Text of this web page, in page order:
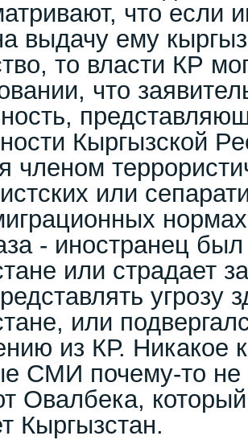
что если
выдачу ему
то власти КР
что
Кыргызской
членом
или
- иностранец
или страдает
угрозу
или
из КР. Никакое
СМИ почему-то
Овалбека,
Кыргызстан.